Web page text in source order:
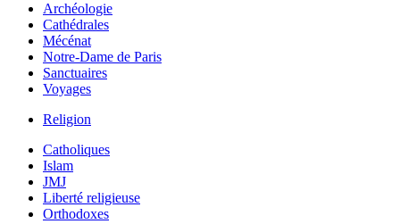
Archéologie
Cathédrales
Mécénat
Notre-Dame de Paris
Sanctuaires
Voyages
Religion
Catholiques
Islam
JMJ
Liberté religieuse
Orthodoxes